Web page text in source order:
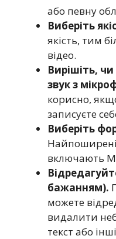
або певну
Виберіть
якість, тим
відео.
Вирішіть,
звук з
корисно,
записуєте
Виберіть
включають
бажанням).
можете
видалити
текст або